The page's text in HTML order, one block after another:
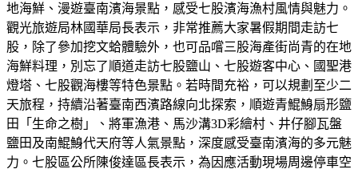
地海鮮、漫遊臺南濱海景點，感受七股濱海漁村風情與魅力。
觀光旅遊局林國華局長表示，非常推薦大家暑假期間走訪七
股，除了參加挖文蛤體驗外，也可品嚐三股海產街尚青的在地
海鮮料理，別忘了順道走訪七股鹽山、七股遊客中心、國聖港
燈塔、七股觀海樓等特色景點。若時間充裕，可以規劃至少二
天旅程，持續沿著臺南西濱路線向北探索，順遊青鯤鯓扇形鹽
田「生命之樹」、將軍漁港、馬沙溝3D彩繪村、井仔腳瓦盤
鹽田及南鯤鯓代天府等人氣景點，深度感受臺南濱海的多元魅
力。七股區公所陳俊達區長表示，為因應活動現場周邊停車空